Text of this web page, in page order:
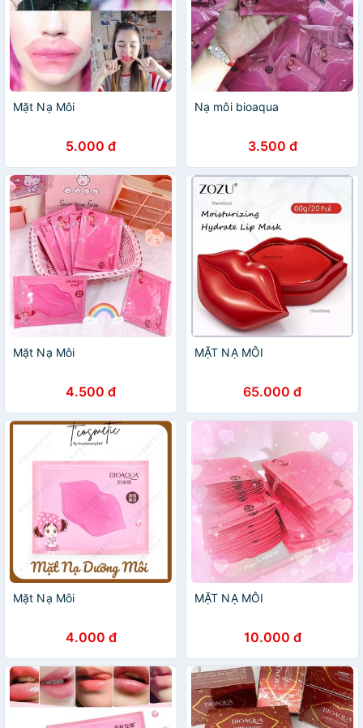
Mặt Nạ Môi
5.000 đ
Nạ môi bioaqua
3.500 đ
Mặt Nạ Môi
4.500 đ
MẶT NẠ MÔI
65.000 đ
Mặt Nạ Môi
4.000 đ
MẶT NẠ MÔI
10.000 đ